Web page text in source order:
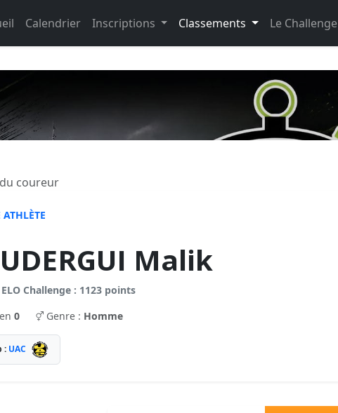
Calendrier Inscriptions Classements Le Challenge
coureur
ATHLÈTE
Malik
Challenge : 1123 points
0 Genre : Homme
: UAC